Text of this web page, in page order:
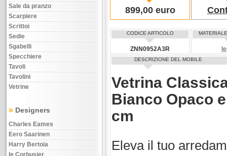
Sale da pranzo
Scarpiere
Scrittoi
Sedie
Sgabelli
Specchiere
Tavoli
Tavolini
Vetrine
» Designers
Charles Eames
Eero Saarinen
Harry Bertoia
le Corbusier
899,00 euro
CODICE ARTICOLO
ZNN0952A3R
DESCRIZIONE DEL MOBILE
Vetrina
Bianco Opaco
cm
Eleva il tuo